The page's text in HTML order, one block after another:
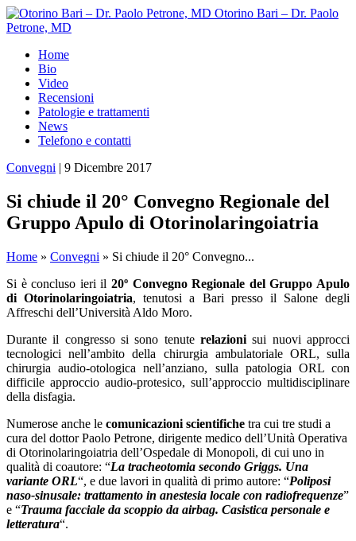
Otorino Bari – Dr. Paolo
Petrone, MD
Home
Bio
Video
Recensioni
Patologie e trattamenti
News
Telefono e contatti
Convegni | 9 Dicembre 2017
Si chiude il 20° Convegno Regionale del
Gruppo Apulo di Otorinolaringoiatria
Home » Convegni » Si chiude il 20° Convegno...
Si è concluso ieri il 20º Convegno Regionale del Gruppo Apulo
di Otorinolaringoiatria, tenutosi a Bari presso il Salone degli
Affreschi dell’Università Aldo Moro.
Durante il congresso si sono tenute relazioni sui nuovi approcci
tecnologici nell’ambito della chirurgia ambulatoriale ORL, sulla
chirurgia audio-otologica nell’anziano, sulla patologia ORL con
difficile approccio audio-protesico, sull’approccio multidisciplinare
della disfagia.
Numerose anche le comunicazioni scientifiche tra cui tre studi a
cura del dottor Paolo Petrone, dirigente medico dell’Unità Operativa
di Otorinolaringoiatria dell’Ospedale di Monopoli, di cui uno in
qualità di coautore: “La tracheotomia secondo Griggs. Una
variante ORL“, e due lavori in qualità di primo autore: “Poliposi
naso-sinusale: trattamento in anestesia locale con radiofrequenze”
e “Trauma facciale da scoppio da airbag. Casistica personale e
letteratura“.